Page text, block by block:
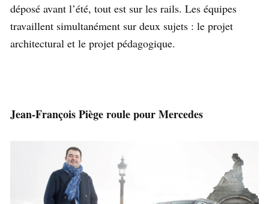
déposé avant l’été, tout est sur les rails. Les équipes
travaillent simultanément sur deux sujets : le projet
architectural et le projet pédagogique.
Jean-François Piège roule pour Mercedes